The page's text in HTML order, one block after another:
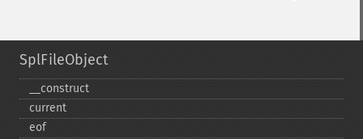
SplFileObject
_​_​construct
current
eof